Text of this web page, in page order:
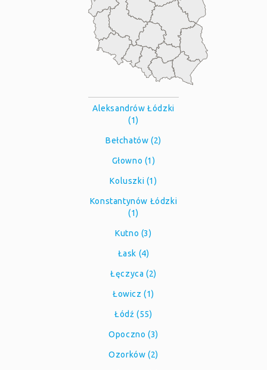
Aleksandrów Łódzki
(1)
Bełchatów (2)
Głowno (1)
Koluszki (1)
Konstantynów Łódzki
(1)
Kutno (3)
Łask (4)
Łęczyca (2)
Łowicz (1)
Łódź (55)
Opoczno (3)
Ozorków (2)